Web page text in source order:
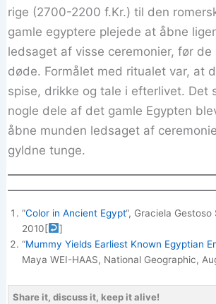
rige (2700-2200 f.Kr.) til den
gamle egyptere plejede at åbne
ledsaget af visse ceremonier, før
døde. Formålet med ritualet var, at
spise, drikke og tale i efterlivet. Det
nogle dele af det gamle Egypten
åbne munden ledsaget af
gyldne tunge.
“Color in Ancient Egypt“, Graciela Gestoso
2010[
]
“Mummy Yields Earliest Known Egyptian
Maya WEI-HAAS, National Geographic,
Share it, discuss it, keep it alive!